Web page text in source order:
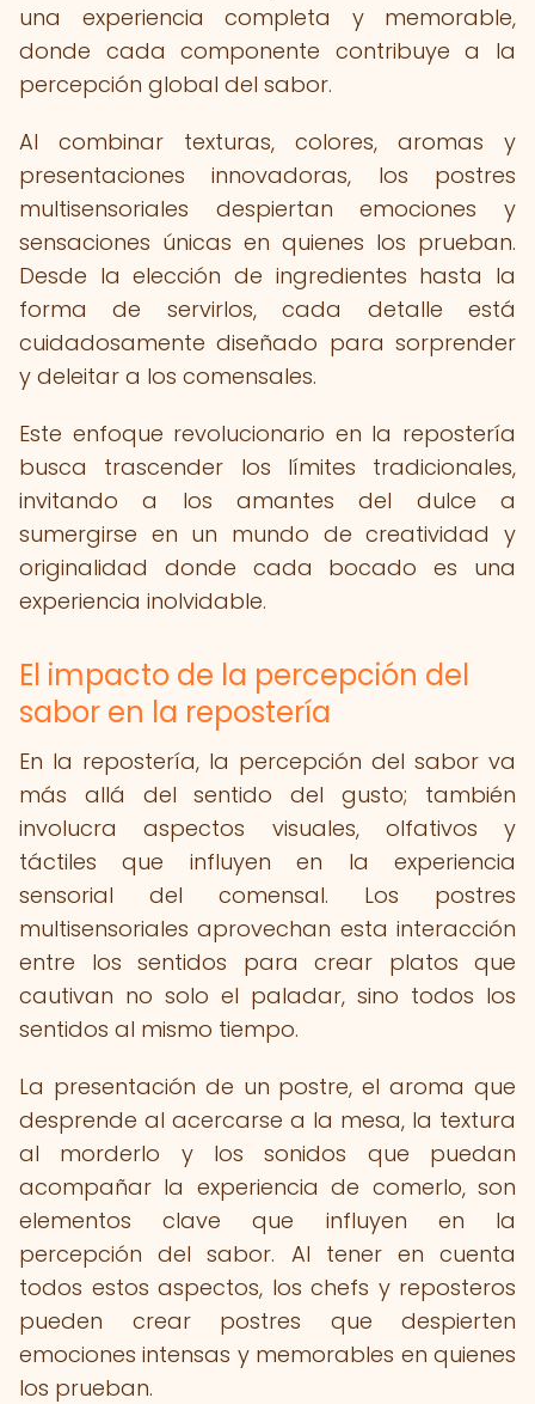
una experiencia completa y memorable,
donde cada componente contribuye a la
percepción global del sabor.
Al combinar texturas, colores, aromas y
presentaciones innovadoras, los postres
multisensoriales despiertan emociones y
sensaciones únicas en quienes los prueban.
Desde la elección de ingredientes hasta la
forma de servirlos, cada detalle está
cuidadosamente diseñado para sorprender
y deleitar a los comensales.
Este enfoque revolucionario en la repostería
busca trascender los límites tradicionales,
invitando a los amantes del dulce a
sumergirse en un mundo de creatividad y
originalidad donde cada bocado es una
experiencia inolvidable.
El impacto de la percepción del
sabor en la repostería
En la repostería, la percepción del sabor va
más allá del sentido del gusto; también
involucra aspectos visuales, olfativos y
táctiles que influyen en la experiencia
sensorial del comensal. Los postres
multisensoriales aprovechan esta interacción
entre los sentidos para crear platos que
cautivan no solo el paladar, sino todos los
sentidos al mismo tiempo.
La presentación de un postre, el aroma que
desprende al acercarse a la mesa, la textura
al morderlo y los sonidos que puedan
acompañar la experiencia de comerlo, son
elementos clave que influyen en la
percepción del sabor. Al tener en cuenta
todos estos aspectos, los chefs y reposteros
pueden crear postres que despierten
emociones intensas y memorables en quienes
los prueban.